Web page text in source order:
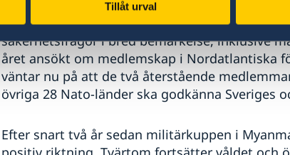
Tillåt urval
omfattande och Sverige är en stor givare
hela världen och i Europa och Sverige ser vi
säkerhetsfrågor i bred bemärkelse, inklusive
året ansökt om medlemskap i Nordatlantiska
väntar nu på att de två återstående
övriga 28 Nato-länder ska godkänna Sveriges
Efter snart två år sedan militärkuppen i